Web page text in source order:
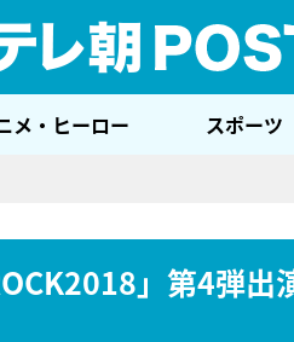
メ・ヒーロー スポーツ
」第4弾出